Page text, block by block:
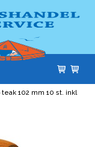
teak 102 mm 10 st. inkl